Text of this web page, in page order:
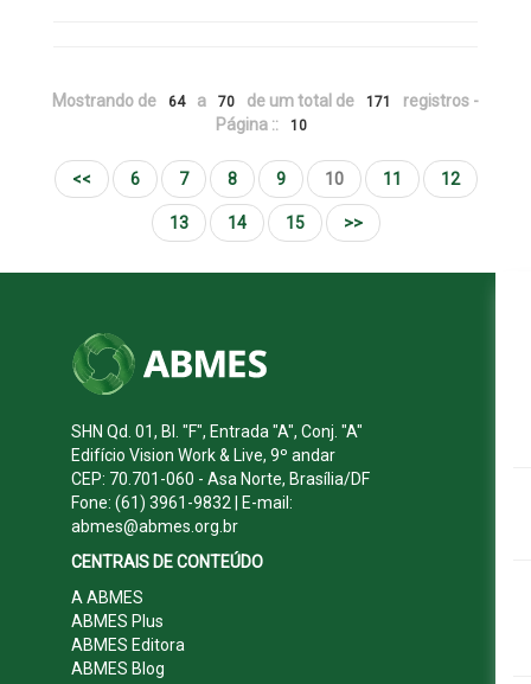
Mostrando de 64 a 70 de um total de 171
registros -
Página ::
10
<< 6 7 8 9 10 11 12
13 14 15 >>
SHN Qd. 01, Bl. "F", Entrada "A", Conj. "A"
Edifício Vision Work & Live, 9º andar
CEP: 70.701-060 - Asa Norte, Brasília/DF
Fone: (61) 3961-9832 | E-mail:
abmes@abmes.org.br
CENTRAIS DE CONTEÚDO
A ABMES
ABMES Plus
ABMES Editora
ABMES Blog